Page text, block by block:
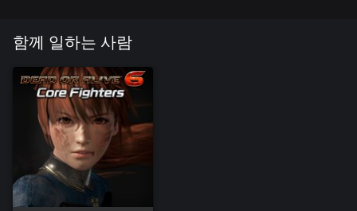
함께 일하는 사람